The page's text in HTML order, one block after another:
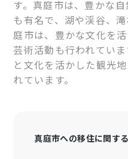
す。真庭市は、豊かな
も有名で、湖や渓谷、
庭市は、豊かな文化を
芸術活動も行われてい
と文化を活かした観光
れています。
真庭市への移住に関す